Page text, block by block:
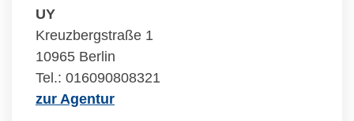
UY
Kreuzbergstraße 1
10965 Berlin
Tel.: 016090808321
zur Agentur